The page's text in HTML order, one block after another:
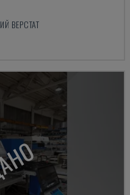
ВЕРСТАТ